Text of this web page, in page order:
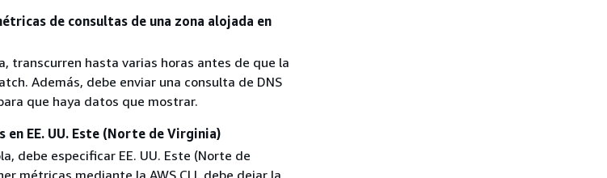
de consultas de una zona alojada en
transcurren hasta varias horas antes de que la
Además, debe enviar una consulta de DNS
que haya datos que mostrar.
EE. UU. Este (Norte de Virginia)
debe especificar EE. UU. Este (Norte de